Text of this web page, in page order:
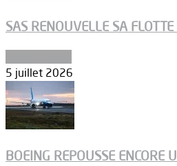
SAS RENOUVELLE SA
5 juillet 2026
BOEING REPOUSSE ENCORE